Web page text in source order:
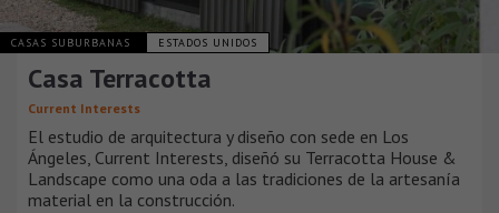
CASAS SUBURBANAS ESTADOS UNIDOS
Casa Terracotta
Current Interests
El estudio de arquitectura y diseño con sede en Los
Ángeles, Current Interests, diseñó su Terracotta House &
Landscape como una oda a las tradiciones de la artesanía
material en la construcción.